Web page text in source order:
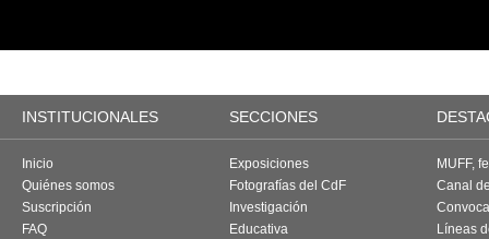
INSTITUCIONALES SECCIONES
Inicio
Quiénes somos
Suscripción
FAQ
Exposiciones
Fotografías del CdF
Investigación
Educativa
MUFF,
Canal
Líneas